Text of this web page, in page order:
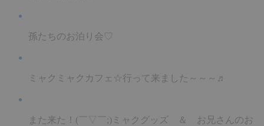
孫たちのお泊り会♡
ミャクミャクカフェ☆行って来ました～～～♬
また来た！(￣▽￣;)ミャクグッズ ＆ お兄さんのお